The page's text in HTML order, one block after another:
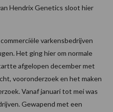
Hendrix Genetics sloot hier
varkensbedrijven
Het ging hier om normale
afgelopen december met
vooronderzoek en het maken
Vanaf januari tot mei was
Gewapend met een